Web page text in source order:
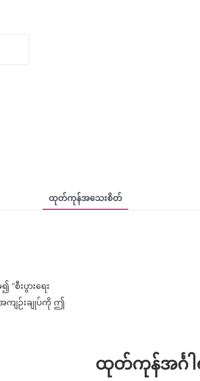
ထုတ်ကုန်အသေးစိတ်
စီးပွားရေး
ကျဉ်းချုပ်ကို ဤ
ထုတ်ကုန်အင်္ဂါရ